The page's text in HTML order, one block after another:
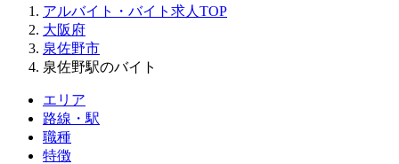
アルバイト・バイト求人TOP
大阪府
泉佐野市
泉佐野駅のバイト
エリア
路線・駅
職種
特徴